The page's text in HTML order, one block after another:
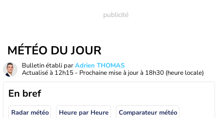
MÉTÉO DU JOUR
Bulletin établi parAdrien THOMAS
Actualisé à 12h15 - Prochaine mise à jour à 18h30 (heure locale)
En bref
Radar météo Heure par Heure Comparateur météo